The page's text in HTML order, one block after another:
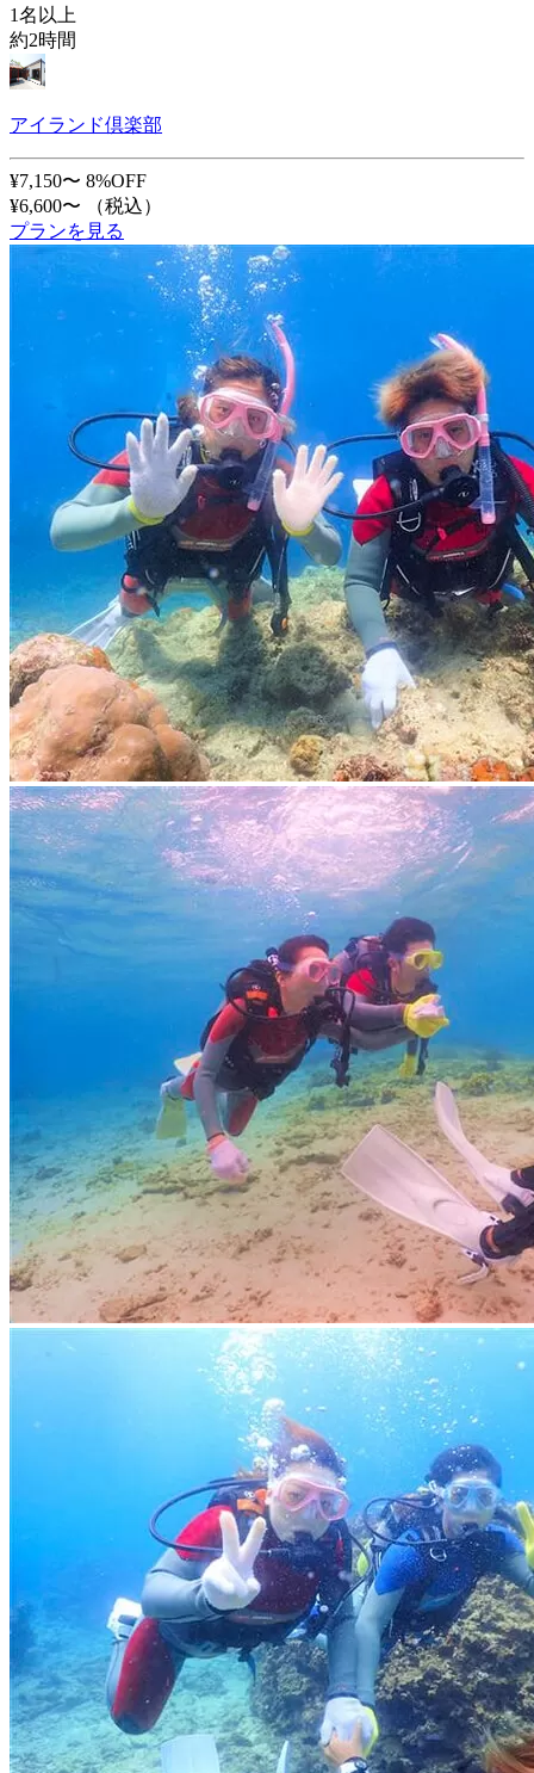
1名以上
約2時間
アイランド倶楽部
¥7,150〜 8%OFF
¥6,600〜
（税込）
プランを見る